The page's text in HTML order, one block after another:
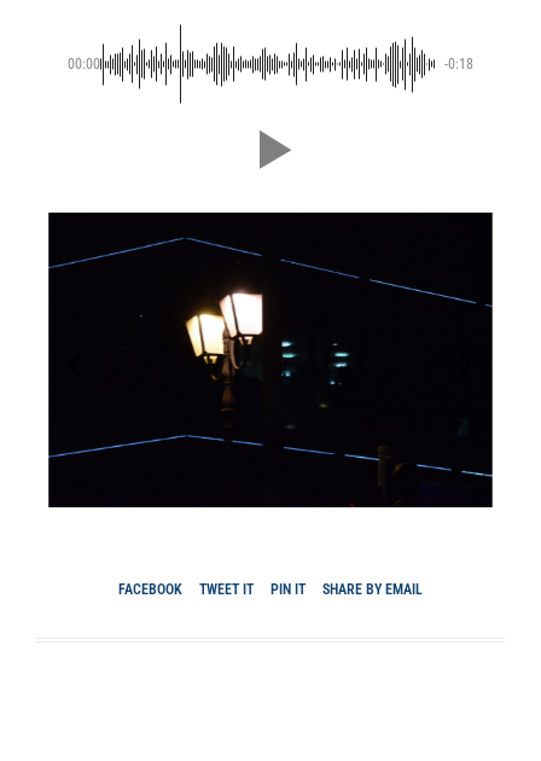
00:00 -0:18
FACEBOOK TWEET IT PIN IT SHARE BY EMAIL